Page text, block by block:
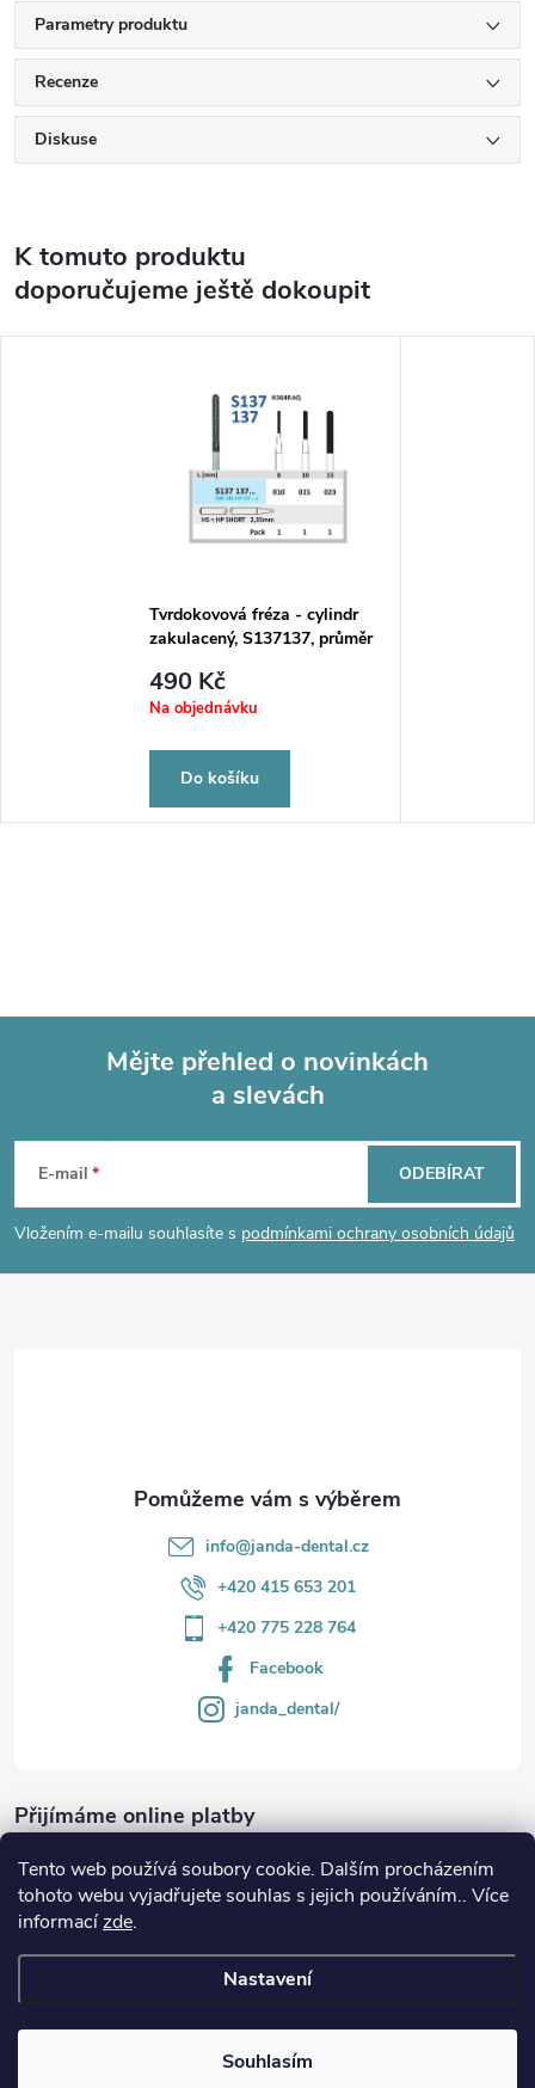
Tento web používá soubory cookie. Dalším procházením
tohoto webu vyjadřujete souhlas s jejich používáním.. Více
informacízde.
Nastavení
Souhlasím
Parametry produktu
Recenze
Diskuse
K tomuto produktu
doporučujeme ještě dokoupit
Tvrdokovová fréza - cylindr
zakulacený, S137137, průměr
490 Kč
Na objednávku
Do košíku
p
Mějte přehled o novinkách
a slevách
E-mail
Vložením e-mailu souhlasíte s podmínkami ochrany osobních údajů
ODEBÍRAT
info@janda-dental.cz
+420 415 653 201
+420 775 228 764
Facebook
janda_dental/
Přijímáme online platby
Copyright 2026JANDA-DENTAL.cz. Všechna práva vyhrazena.